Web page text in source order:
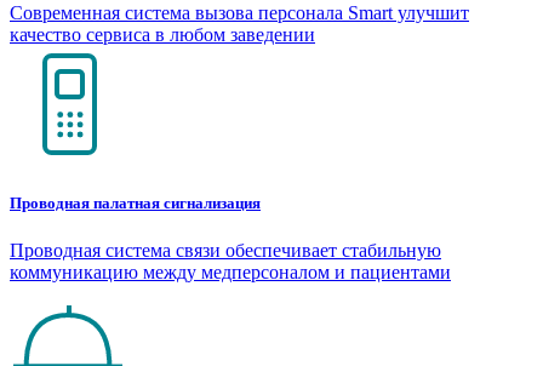
Современная система вызова персонала Smart улучшит
качество сервиса в любом заведении
Проводная палатная сигнализация
Проводная система связи обеспечивает стабильную
коммуникацию между медперсоналом и пациентами